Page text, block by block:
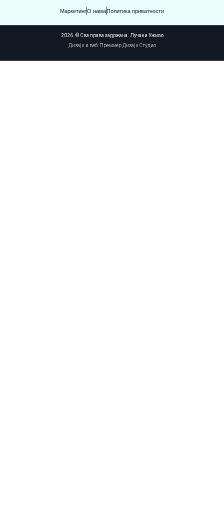
МаркетингО намаПолитика приватности
2026. © Сва права задржана. Лучани Уживо
Дизајн и веб: Премиер Дизајн Студио